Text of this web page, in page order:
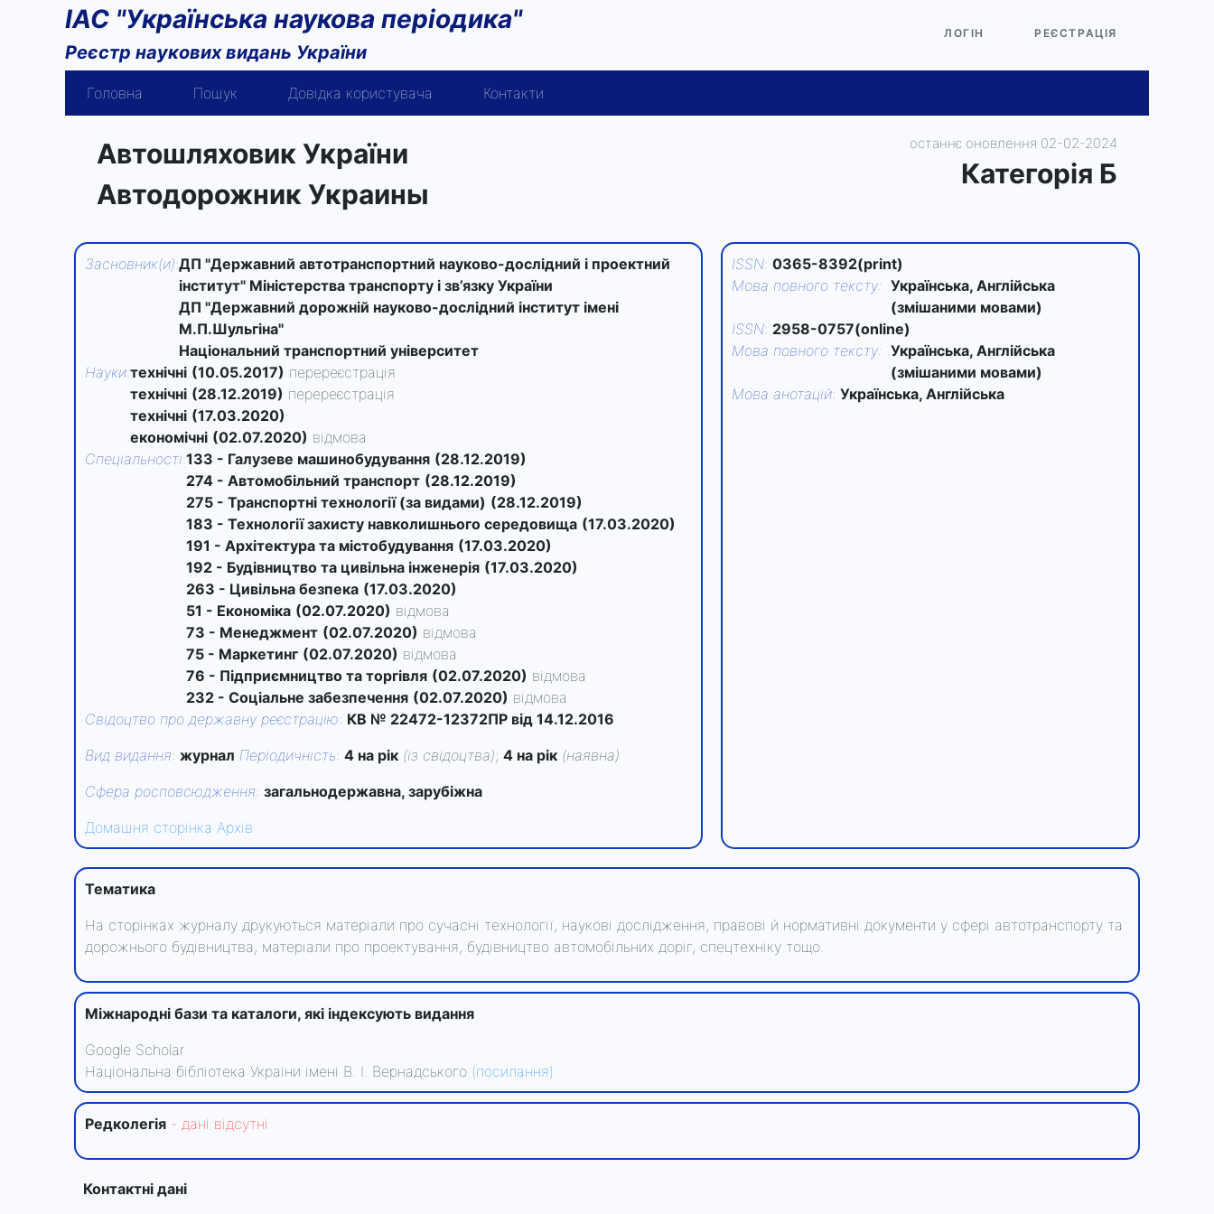
ІАС "Українська наукова періодика"
Реєстр наукових видань України
ЛОГІН РЕЄСТРАЦІЯ
Головна Пошук Довідка користувача Контакти
Автошляховик України
Автодорожник Украины
останнє оновлення 02-02-2024
Категорiя Б
Засновник(и):ДП "Державний автотранспортний науково-дослідний і проектний
інститут" Міністерства транспорту і зв’язку України
ДП "Державний дорожній науково-дослідний інститут імені
М.П.Шульгіна"
Національний транспортний університет
Науки:технічні (10.05.2017) перереєстрація
технічні (28.12.2019) перереєстрація
технічні (17.03.2020)
економічні (02.07.2020) відмова
Спеціальності:133 - Галузеве машинобудування (28.12.2019)
274 - Автомобільний транспорт (28.12.2019)
275 - Транспортні технології (за видами) (28.12.2019)
183 - Технології захисту навколишнього середовища (17.03.2020)
191 - Архітектура та містобудування (17.03.2020)
192 - Будівництво та цивільна інженерія (17.03.2020)
263 - Цивільна безпека (17.03.2020)
51 - Економіка (02.07.2020) відмова
73 - Менеджмент (02.07.2020) відмова
75 - Маркетинг (02.07.2020) відмова
76 - Підприємництво та торгівля (02.07.2020) відмова
232 - Соціальне забезпечення (02.07.2020) відмова
Свідоцтво про державну реєстрацію: КВ № 22472-12372ПР від 14.12.2016
Вид видання: журнал Періодичність: 4 на рік (із свідоцтва); 4 на рік (наявна)
Сфера росповсюдження: загальнодержавна, зарубіжна
Домашня сторінка Архів
ISSN: 0365-8392(print)
Мова повного тексту: Українська, Англійська
(змішаними мовами)
ISSN: 2958-0757(online)
Мова повного тексту: Українська, Англійська
(змішаними мовами)
Мова анотацій: Українська, Англійська
Тематика
На сторінках журналу друкуються матеріали про сучасні технології, наукові дослідження, правові й нормативні документи у сфері автотранспорту та
дорожнього будівництва, матеріали про проектування, будівництво автомобільних доріг, спецтехніку тощо.
Міжнародні бази та каталоги, які індексують видання
Google Scholar
Національна бібліотека України імені В. І. Вернадського (посилання)
Редколегiя - данi вiдсутнi
Контактні дані